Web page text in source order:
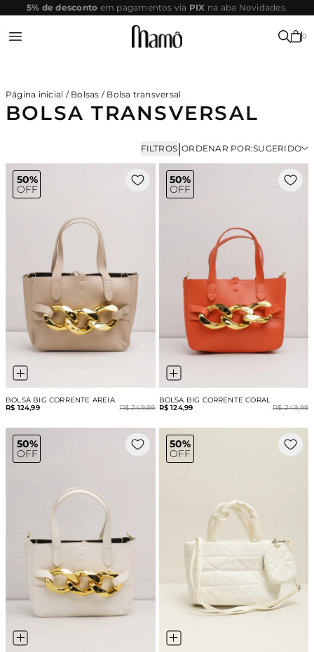
SITE
SEGURO Parcele em até 10x sem juros
0
Página inicial / Bolsas / Bolsa transversal
BOLSA TRANSVERSAL
FILTROS|ORDENAR POR:SUGERIDO
50%
OFF
BOLSA BIG CORRENTE AREIA
R$ 124,99
R$ 249,99
50%
OFF
BOLSA BIG CORRENTE CORAL
R$ 124,99
R$ 249,99
50%
OFF
50%
OFF